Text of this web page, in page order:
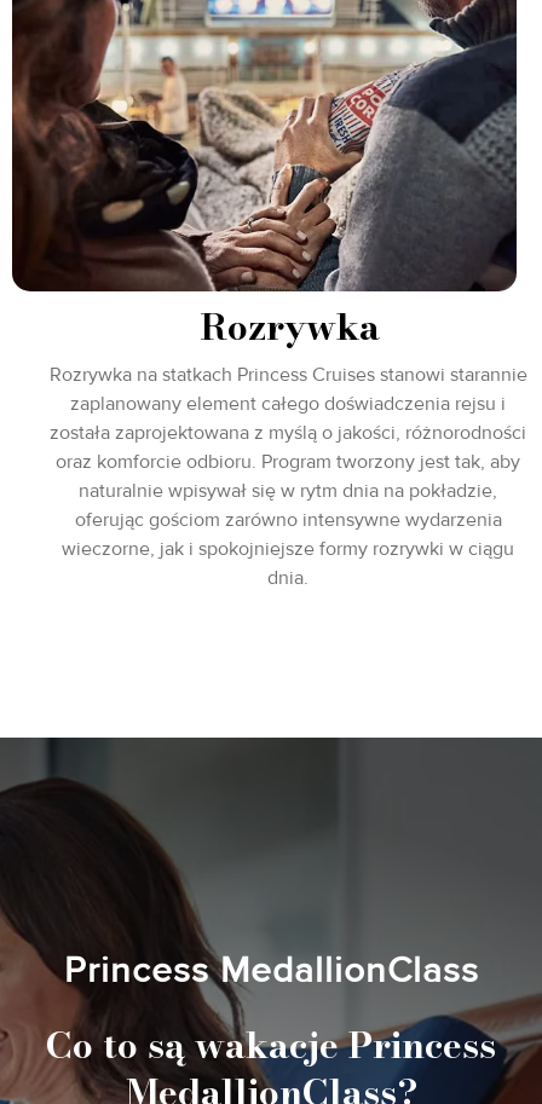
Rozrywka
Rozrywka na statkach Princess Cruises stanowi starannie
zaplanowany element całego doświadczenia rejsu i
została zaprojektowana z myślą o jakości, różnorodności
oraz komforcie odbioru. Program tworzony jest tak, aby
naturalnie wpisywał się w rytm dnia na pokładzie,
oferując gościom zarówno intensywne wydarzenia
wieczorne, jak i spokojniejsze formy rozrywki w ciągu
dnia.
Princess MedallionClass
Co to są wakacje Princess
MedallionClass?